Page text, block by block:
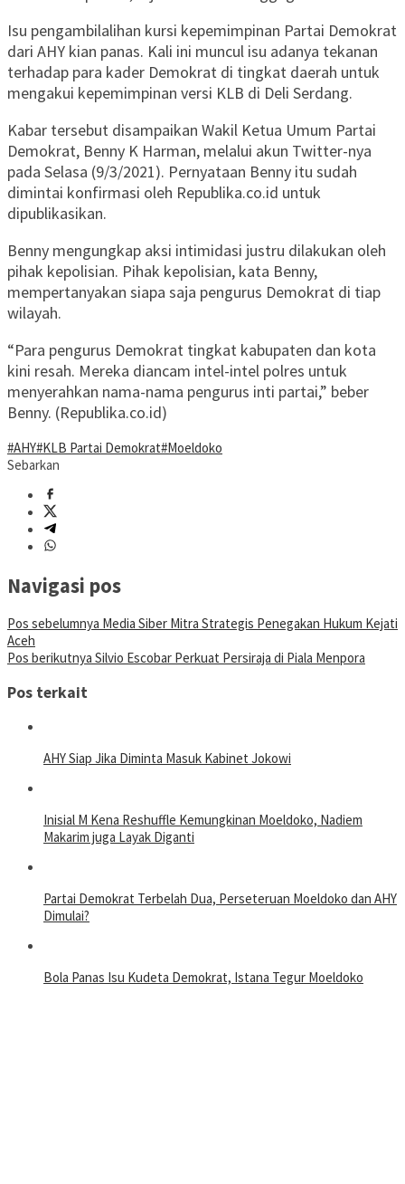
Isu pengambilalihan kursi kepemimpinan Partai Demokrat
dari AHY kian panas. Kali ini muncul isu adanya tekanan
terhadap para kader Demokrat di tingkat daerah untuk
mengakui kepemimpinan versi KLB di Deli Serdang.
Kabar tersebut disampaikan Wakil Ketua Umum Partai
Demokrat, Benny K Harman, melalui akun Twitter-nya
pada Selasa (9/3/2021). Pernyataan Benny itu sudah
dimintai konfirmasi oleh Republika.co.id untuk
dipublikasikan.
Benny mengungkap aksi intimidasi justru dilakukan oleh
pihak kepolisian. Pihak kepolisian, kata Benny,
mempertanyakan siapa saja pengurus Demokrat di tiap
wilayah.
“Para pengurus Demokrat tingkat kabupaten dan kota
kini resah. Mereka diancam intel-intel polres untuk
menyerahkan nama-nama pengurus inti partai,” beber
Benny. (Republika.co.id)
#AHY#KLB Partai Demokrat#Moeldoko
Sebarkan
Navigasi pos
Pos sebelumnya Media Siber Mitra Strategis Penegakan Hukum Kejati
Aceh
Pos berikutnya Silvio Escobar Perkuat Persiraja di Piala Menpora
Pos terkait
AHY Siap Jika Diminta Masuk Kabinet Jokowi
Inisial M Kena Reshuffle Kemungkinan Moeldoko, Nadiem
Makarim juga Layak Diganti
Partai Demokrat Terbelah Dua, Perseteruan Moeldoko dan AHY
Dimulai?
Bola Panas Isu Kudeta Demokrat, Istana Tegur Moeldoko